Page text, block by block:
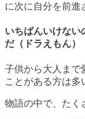
に次に自分を前進
いちばんいけな
だ（ ドラえもん）
子供から大人まで
ことがある方は多
物語の中で、たく